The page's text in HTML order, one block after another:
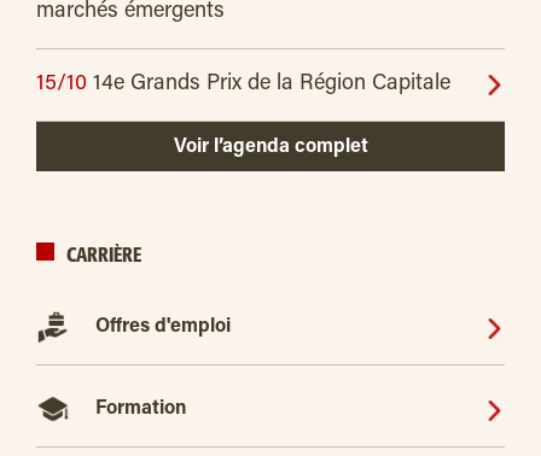
marchés émergents
15/10 14e Grands Prix de la Région Capitale
Voir l’agenda complet
CARRIÈRE
Offres d'emploi
Formation